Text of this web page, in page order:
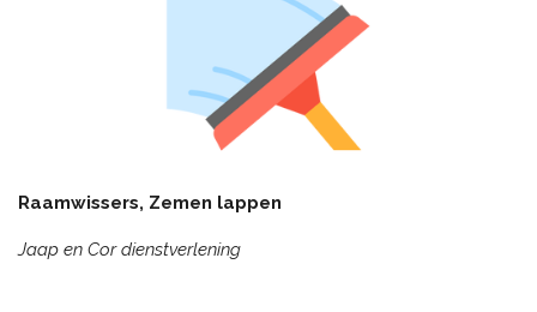
Raamwissers, Zemen lappen
Jaap en Cor dienstverlening